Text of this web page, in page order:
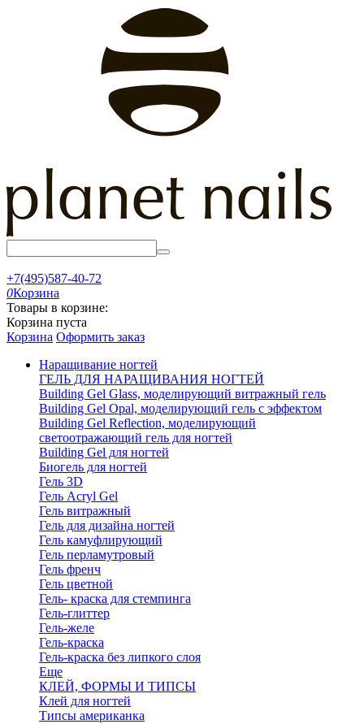
+7(495)587-40-72
0Корзина
Товары в корзине:
Корзина пуста
Корзина Оформить заказ
Наращивание ногтей
ГЕЛЬ ДЛЯ НАРАЩИВАНИЯ НОГТЕЙ
Building Gel Glass, моделирующий витражный гель
Building Gel Opal, моделирующий гель с эффектом
Building Gel Reflection, моделирующий
светоотражающий гель для ногтей
Building Gel для ногтей
Биогель для ногтей
Гель 3D
Гель Acryl Gel
Гель витражный
Гель для дизайна ногтей
Гель камуфлирующий
Гель перламутровый
Гель френч
Гель цветной
Гель- краска для стемпинга
Гель-глиттер
Гель-желе
Гель-краска
Гель-краска без липкого слоя
Еще
КЛЕЙ, ФОРМЫ И ТИПСЫ
Клей для ногтей
Типсы американка